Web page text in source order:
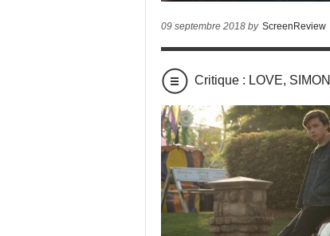
09 septembre 2018 by ScreenReview
Critique : LOVE, SIMON